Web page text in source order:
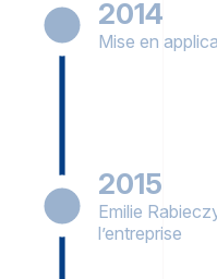
2014
Mise en
2015
Emilie
l’entreprise